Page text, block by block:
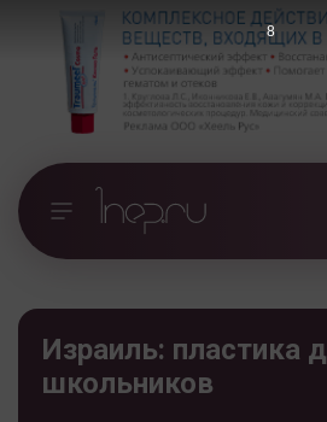
Израиль: пластика
школьников
7